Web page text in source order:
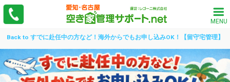
MENU
Back to すでに赴任中の方など！海外からでもお申し込みOK！【留守宅管理】